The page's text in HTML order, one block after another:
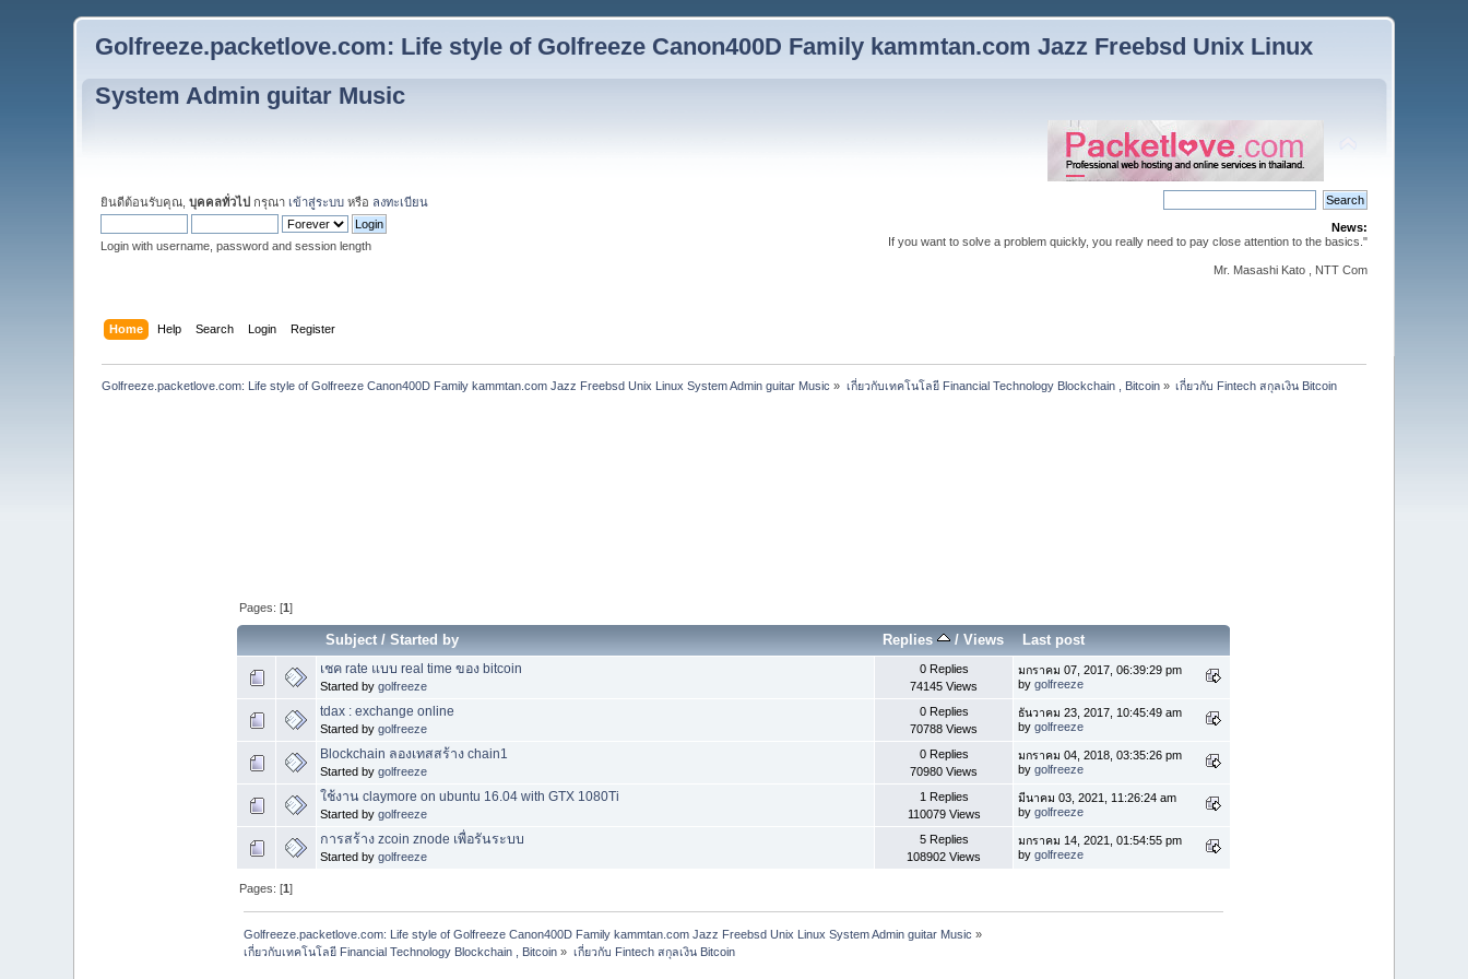
Golfreeze.packetlove.com: Life style of Golfreeze Canon400D Family kammtan.com Jazz Freebsd Unix Linux
System Admin guitar Music
ยินดีต้อนรับคุณ,บุคคลทั่วไป กรุณา เข้าสู่ระบบ หรือ ลงทะเบียน
Login with username, password and session length
News:
If you want to solve a problem quickly, you really need to pay close attention to the basics."
Mr. Masashi Kato , NTT Com
Home Help Search Login Register
Golfreeze.packetlove.com: Life style of Golfreeze Canon400D Family kammtan.com Jazz Freebsd Unix Linux System Admin guitar Music » เกี่ยวกับเทคโนโลยี Financial Technology Blockchain , Bitcoin» เกี่ยวกับ Fintech สกุลเงิน Bitcoin
Pages: [1]
Subject/Started by Replies /Views Last post
เชค rate แบบ real time ของ bitcoin
Started bygolfreeze
0 Replies
74145 Views
มกราคม 07, 2017, 06:39:29 pm
bygolfreeze
tdax : exchange online
Started bygolfreeze
0 Replies
70788 Views
ธันวาคม 23, 2017, 10:45:49 am
bygolfreeze
Blockchain ลองเทสสร้าง chain1
Started bygolfreeze
0 Replies
70980 Views
มกราคม 04, 2018, 03:35:26 pm
bygolfreeze
ใช้งาน claymore on ubuntu 16.04 with GTX 1080Ti
Started bygolfreeze
1 Replies
110079 Views
มีนาคม 03, 2021, 11:26:24 am
bygolfreeze
การสร้าง zcoin znode เพื่อรันระบบ
Started bygolfreeze
5 Replies
108902 Views
มกราคม 14, 2021, 01:54:55 pm
bygolfreeze
Pages: [1]
Golfreeze.packetlove.com: Life style of Golfreeze Canon400D Family kammtan.com Jazz Freebsd Unix Linux System Admin guitar Music »
เกี่ยวกับเทคโนโลยี Financial Technology Blockchain , Bitcoin » เกี่ยวกับ Fintech สกุลเงิน Bitcoin